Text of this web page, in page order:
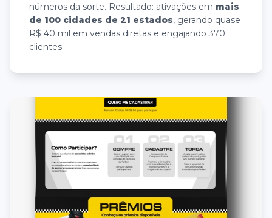
números da sorte. Resultado: ativações em mais
de 100 cidades de 21 estados, gerando quase
R$ 40 mil em vendas diretas e engajando 370
clientes.